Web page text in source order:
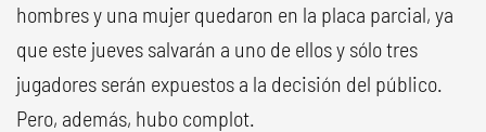
hombres y una mujer quedaron en la placa parcial, ya
que este jueves salvarán a uno de ellos y sólo tres
jugadores serán expuestos a la decisión del público.
Pero, además, hubo complot.